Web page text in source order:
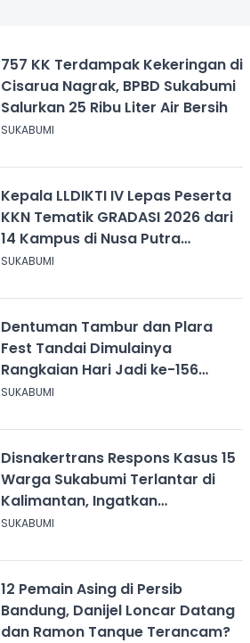
757 KK Terdampak Kekeringan di
Cisarua Nagrak, BPBD Sukabumi
Salurkan 25 Ribu Liter Air Bersih
SUKABUMI
Kepala LLDIKTI IV Lepas Peserta
KKN Tematik GRADASI 2026 dari
14 Kampus di Nusa Putra
University
SUKABUMI
Dentuman Tambur dan Plara
Fest Tandai Dimulainya
Rangkaian Hari Jadi ke-156
Kabupaten Sukabumi
SUKABUMI
Disnakertrans Respons Kasus 15
Warga Sukabumi Terlantar di
Kalimantan, Ingatkan
Pentingnya Perjanjian Kerja
SUKABUMI
12 Pemain Asing di Persib
Bandung, Danijel Loncar Datang
dan Ramon Tanque Terancam?